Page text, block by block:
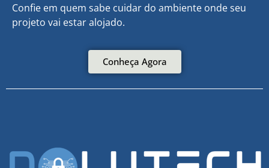
Confie em quem sabe cuidar do ambiente onde seu
projeto vai estar alojado.
Conheça Agora